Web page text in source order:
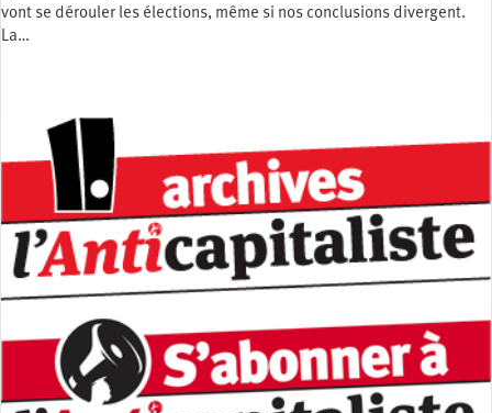
vont se dérouler les élections, même si nos conclusions divergent.
La…